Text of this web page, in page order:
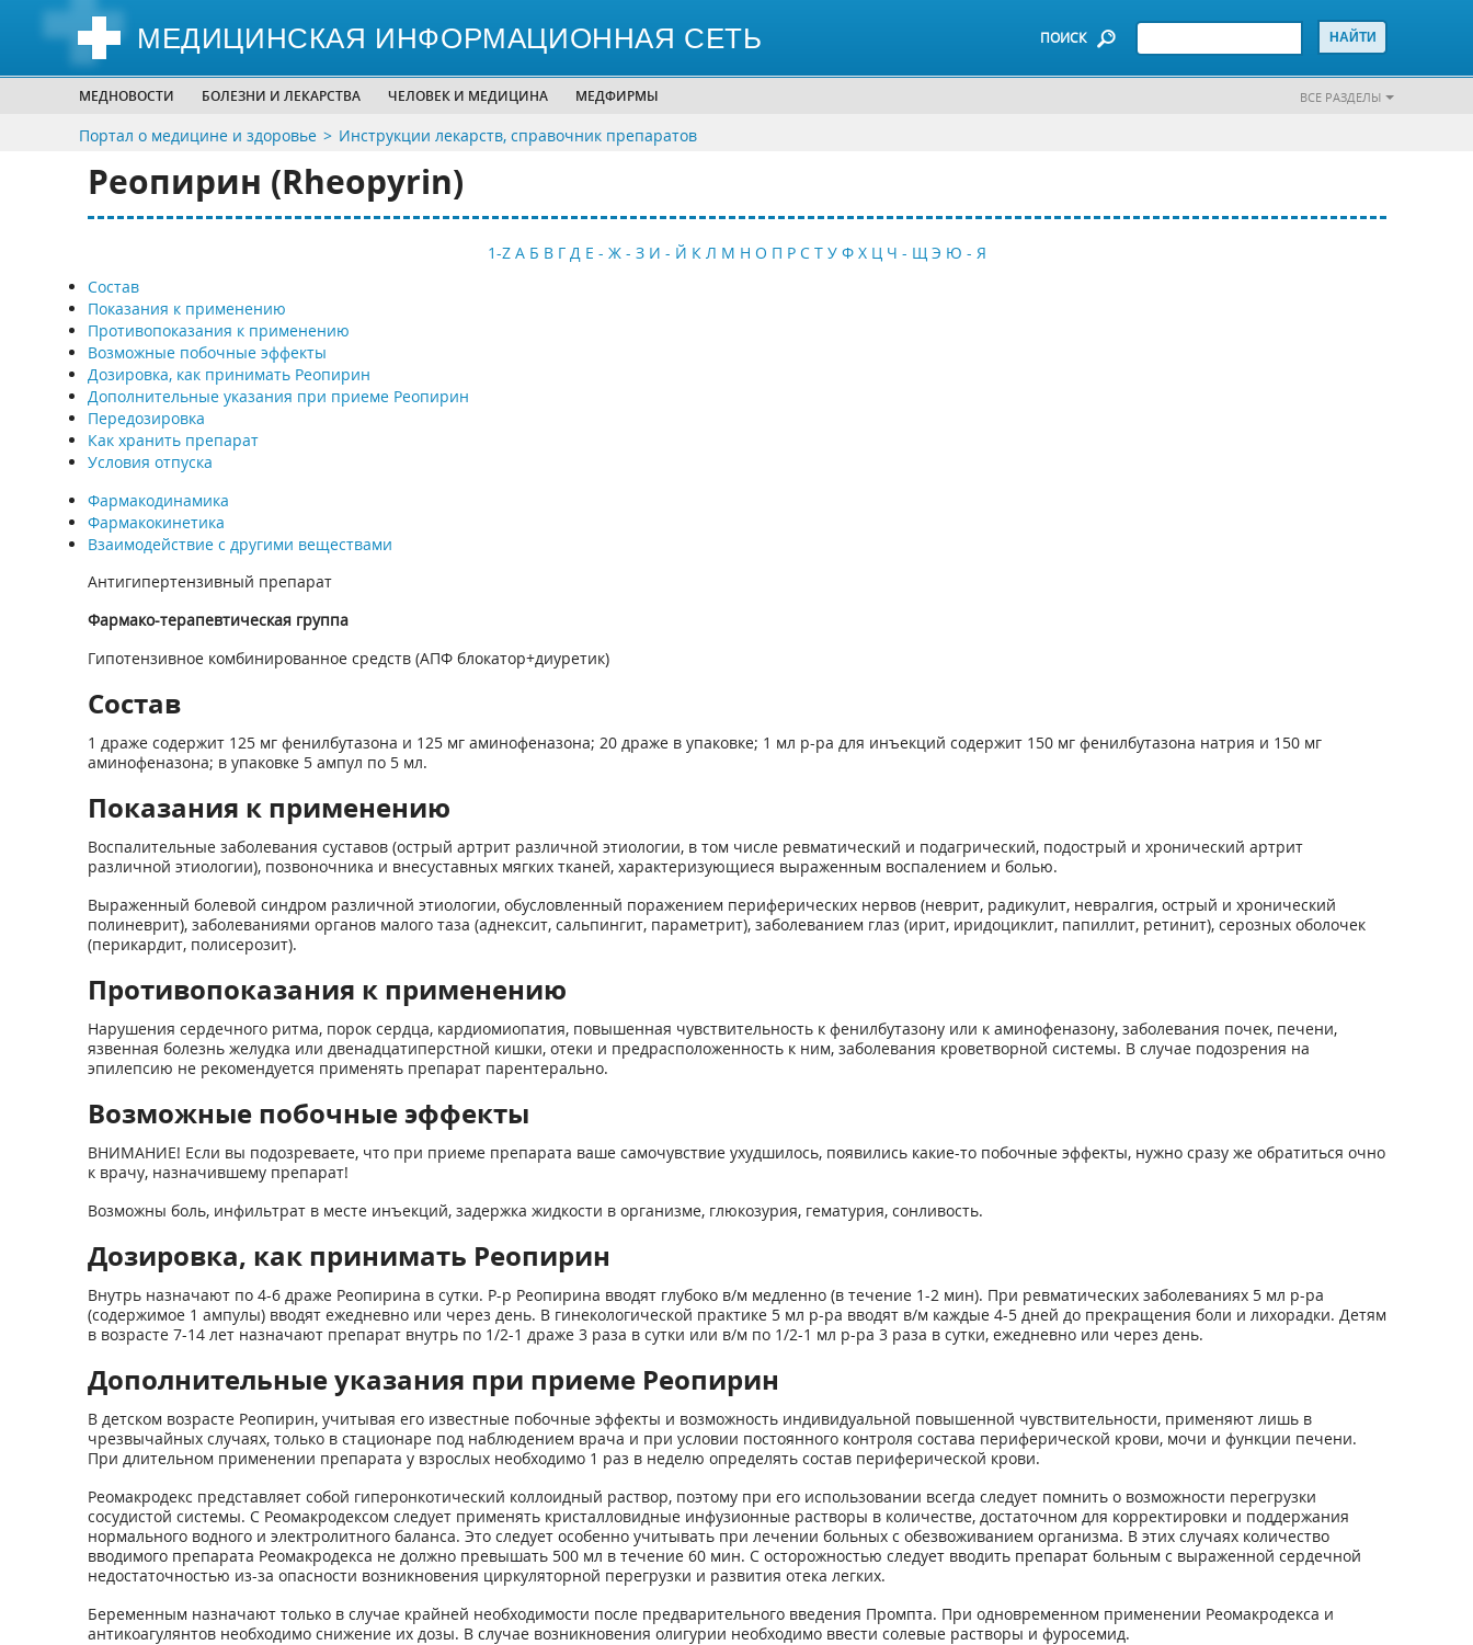
МЕДИЦИНСКАЯ ИНФОРМАЦИОННАЯ СЕТЬ ПОИСК
МЕДНОВОСТИ БОЛЕЗНИ И ЛЕКАРСТВА ЧЕЛОВЕК И МЕДИЦИНА МЕДФИРМЫ ВСЕ РАЗДЕЛЫ
Портал о медицине и здоровье Инструкции лекарств, справочник препаратов
Реопирин (Rheopyrin)
1-Z А Б В Г Д Е - Ж - З И - Й К Л М Н О П Р С Т У Ф Х Ц Ч - Щ Э Ю - Я
Состав
Показания к применению
Противопоказания к применению
Возможные побочные эффекты
Дозировка, как принимать Реопирин
Дополнительные указания при приеме Реопирин
Передозировка
Как хранить препарат
Условия отпуска
Фармакодинамика
Фармакокинетика
Взаимодействие с другими веществами
Антигипертензивный препарат
Фармако-терапевтическая группа
Гипотензивное комбинированное средств (АПФ блокатор+диуретик)
Состав
1 драже содержит 125 мг фенилбутазона и 125 мг аминофеназона; 20 драже в упаковке; 1 мл р-ра для инъекций содержит 150 мг фенилбутазона натрия и 150 мг
аминофеназона; в упаковке 5 ампул по 5 мл.
Показания к применению
Воспалительные заболевания суставов (острый артрит различной этиологии, в том числе ревматический и подагрический, подострый и хронический артрит
различной этиологии), позвоночника и внесуставных мягких тканей, характеризующиеся выраженным воспалением и болью.
Выраженный болевой синдром различной этиологии, обусловленный поражением периферических нервов (неврит, радикулит, невралгия, острый и хронический
полиневрит), заболеваниями органов малого таза (аднексит, сальпингит, параметрит), заболеванием глаз (ирит, иридоциклит, папиллит, ретинит), серозных оболочек
(перикардит, полисерозит).
Противопоказания к применению
Нарушения сердечного ритма, порок сердца, кардиомиопатия, повышенная чувствительность к фенилбутазону или к аминофеназону, заболевания почек, печени,
язвенная болезнь желудка или двенадцатиперстной кишки, отеки и предрасположенность к ним, заболевания кроветворной системы. В случае подозрения на
эпилепсию не рекомендуется применять препарат парентерально.
Возможные побочные эффекты
ВНИМАНИЕ! Если вы подозреваете, что при приеме препарата ваше самочувствие ухудшилось, появились какие-то побочные эффекты, нужно сразу же обратиться очно
к врачу, назначившему препарат!
Возможны боль, инфильтрат в месте инъекций, задержка жидкости в организме, глюкозурия, гематурия, сонливость.
Дозировка, как принимать Реопирин
Внутрь назначают по 4-6 драже Реопирина в сутки. Р-р Реопирина вводят глубоко в/м медленно (в течение 1-2 мин). При ревматических заболеваниях 5 мл р-ра
(содержимое 1 ампулы) вводят ежедневно или через день. В гинекологической практике 5 мл р-ра вводят в/м каждые 4-5 дней до прекращения боли и лихорадки. Детям
в возрасте 7-14 лет назначают препарат внутрь по 1/2-1 драже 3 раза в сутки или в/м по 1/2-1 мл р-ра 3 раза в сутки, ежедневно или через день.
Дополнительные указания при приеме Реопирин
В детском возрасте Реопирин, учитывая его известные побочные эффекты и возможность индивидуальной повышенной чувствительности, применяют лишь в
чрезвычайных случаях, только в стационаре под наблюдением врача и при условии постоянного контроля состава периферической крови, мочи и функции печени.
При длительном применении препарата у взрослых необходимо 1 раз в неделю определять состав периферической крови.
Реомакродекс представляет собой гиперонкотический коллоидный раствор, поэтому при его использовании всегда следует помнить о возможности перегрузки
сосудистой системы. С Реомакродексом следует применять кристалловидные инфузионные растворы в количестве, достаточном для корректировки и поддержания
нормального водного и электролитного баланса. Это следует особенно учитывать при лечении больных с обезвоживанием организма. В этих случаях количество
вводимого препарата Реомакродекса не должно превышать 500 мл в течение 60 мин. С осторожностью следует вводить препарат больным с выраженной сердечной
недостаточностью из-за опасности возникновения циркуляторной перегрузки и развития отека легких.
Беременным назначают только в случае крайней необходимости после предварительного введения Промпта. При одновременном применении Реомакродекса и
антикоагулянтов необходимо снижение их дозы. В случае возникновения олигурии необходимо ввести солевые растворы и фуросемид.